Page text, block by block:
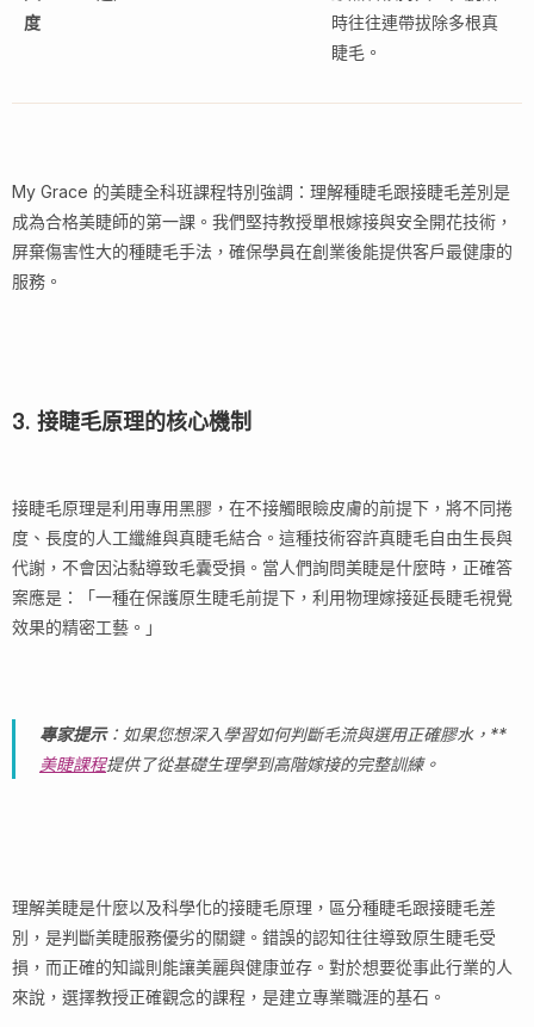
度
時往往連帶拔除多根真
睫毛。
My Grace 的美睫全科班課程特別強調：理解種睫毛跟接睫毛差別是
成為合格美睫師的第一課。我們堅持教授單根嫁接與安全開花技術，
屏棄傷害性大的種睫毛手法，確保學員在創業後能提供客戶最健康的
服務。
3. 接睫毛原理的核心機制
接睫毛原理是利用專用黑膠，在不接觸眼瞼皮膚的前提下，將不同捲
度、長度的人工纖維與真睫毛結合。這種技術容許真睫毛自由生長與
代謝，不會因沾黏導致毛囊受損。當人們詢問美睫是什麼時，正確答
案應是：「一種在保護原生睫毛前提下，利用物理嫁接延長睫毛視覺
效果的精密工藝。」
專家提示：如果您想深入學習如何判斷毛流與選用正確膠水，**
美睫課程提供了從基礎生理學到高階嫁接的完整訓練。
理解美睫是什麼以及科學化的接睫毛原理，區分種睫毛跟接睫毛差
別，是判斷美睫服務優劣的關鍵。錯誤的認知往往導致原生睫毛受
損，而正確的知識則能讓美麗與健康並存。對於想要從事此行業的人
來說，選擇教授正確觀念的課程，是建立專業職涯的基石。